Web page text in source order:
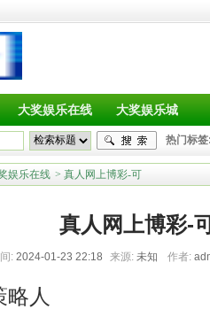
大奖娱乐在线 大奖娱乐城
热门标
娱乐在线 > 真人网上博彩-可
真人网上博彩-
: 2024-01-23 22:18 来源: 未知 作者:
略人